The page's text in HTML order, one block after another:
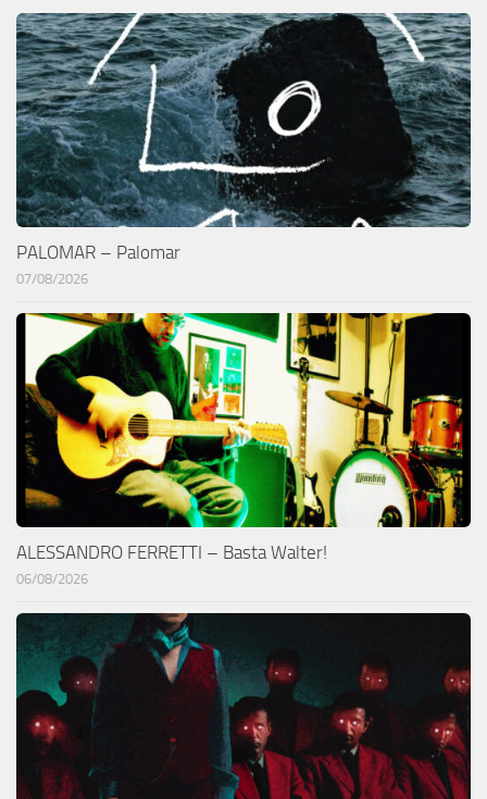
PALOMAR – Palomar
07/08/2026
ALESSANDRO FERRETTI – Basta Walter!
06/08/2026